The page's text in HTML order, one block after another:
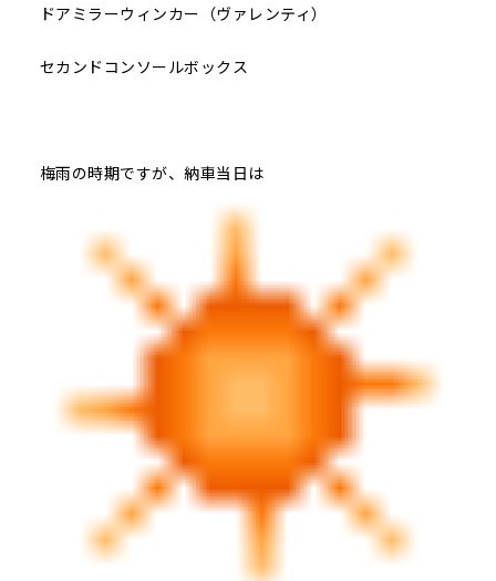
ドアミラーウィンカー（ヴァレンティ）
セカンドコンソールボックス
梅雨の時期ですが、納車当日は